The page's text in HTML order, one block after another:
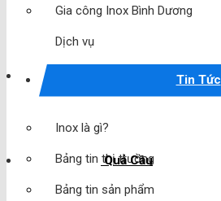
Gia công Inox Bình Dương
Dịch vụ
Tin Tức
Inox là gì?
Bảng tin thị trường
Bảng tin sản phẩm
Quả Cầu